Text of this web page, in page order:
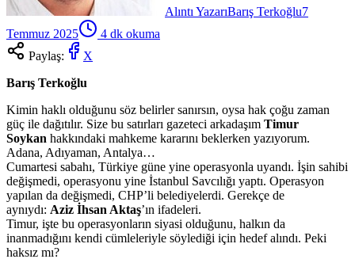
Alıntı YazarıBarış Terkoğlu7
Temmuz 2025
4 dk okuma
Paylaş:
X
Barış Terkoğlu
Kimin haklı olduğunu söz belirler sanırsın, oysa hak çoğu zaman
güç ile dağıtılır. Size bu satırları gazeteci arkadaşım Timur
Soykan hakkındaki mahkeme kararını beklerken yazıyorum.
Adana, Adıyaman, Antalya…
Cumartesi sabahı, Türkiye güne yine operasyonla uyandı. İşin sahibi
değişmedi, operasyonu yine İstanbul Savcılığı yaptı. Operasyon
yapılan da değişmedi, CHP’li belediyelerdi. Gerekçe de
aynıydı: Aziz İhsan Aktaş’ın ifadeleri.
Timur, işte bu operasyonların siyasi olduğunu, halkın da
inanmadığını kendi cümleleriyle söylediği için hedef alındı. Peki
haksız mı?